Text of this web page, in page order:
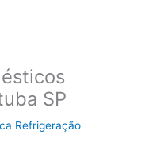
SP
Refrigeração